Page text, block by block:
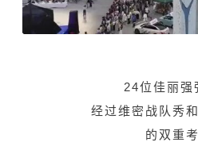
24位佳丽强
经过维密战队秀
的双重